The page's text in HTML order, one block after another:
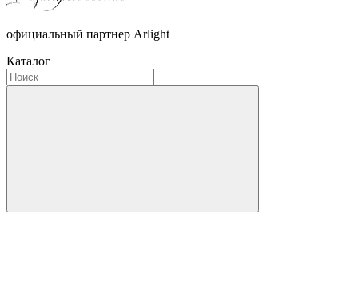
официальный партнер Arlight
Каталог